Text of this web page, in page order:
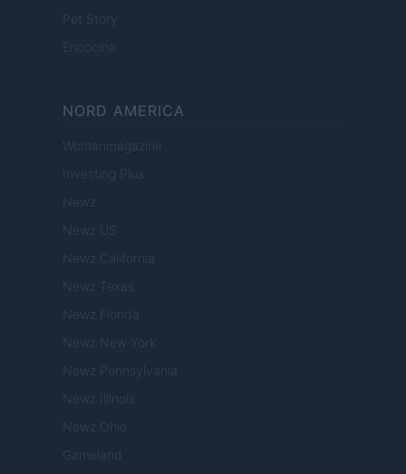
Pet Story
Encocina
NORD AMERICA
Womanmagazine
Investing Plus
Newz
Newz US
Newz California
Newz Texas
Newz Florida
Newz New York
Newz Pennsylvania
Newz Illinois
Newz Ohio
Gameland